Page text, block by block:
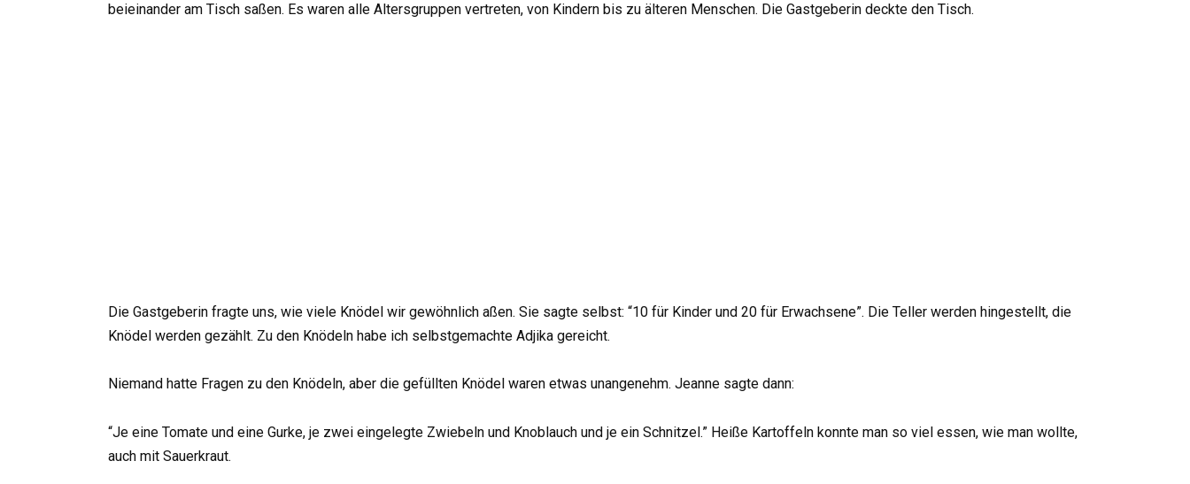
beieinander am Tisch saßen. Es waren alle Altersgruppen vertreten, von Kindern bis zu älteren Menschen. Die Gastgeberin deckte den Tisch.
Die Gastgeberin fragte uns, wie viele Knödel wir gewöhnlich aßen. Sie sagte selbst: “10 für Kinder und 20 für Erwachsene”. Die Teller werden hingestellt, die
Knödel werden gezählt. Zu den Knödeln habe ich selbstgemachte Adjika gereicht.
Niemand hatte Fragen zu den Knödeln, aber die gefüllten Knödel waren etwas unangenehm. Jeanne sagte dann:
“Je eine Tomate und eine Gurke, je zwei eingelegte Zwiebeln und Knoblauch und je ein Schnitzel.” Heiße Kartoffeln konnte man so viel essen, wie man wollte,
auch mit Sauerkraut.